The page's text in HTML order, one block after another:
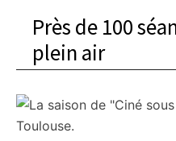
Près de 100
plein air